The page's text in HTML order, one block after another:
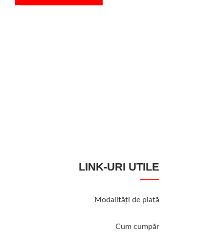
LINK-URI UTILE
Modalităţi de plată
Cum cumpăr